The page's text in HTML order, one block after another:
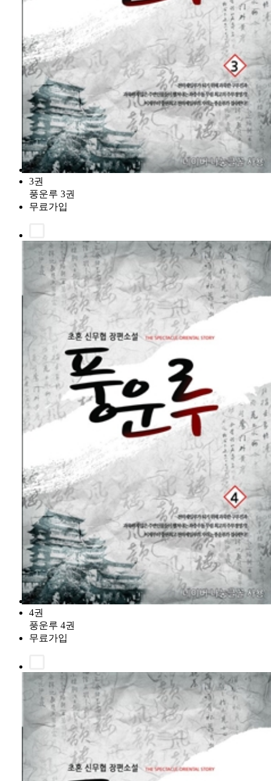
3권
풍운루 3권
무료가입
4권
풍운루 4권
무료가입